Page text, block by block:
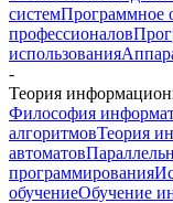
системПрограммное
профессионалов
использования
-
Теория
Философия
алгоритмовТеория
автоматов
программирования
обучениеОбучение